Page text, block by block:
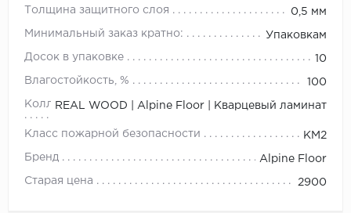
Толщина защитного слоя 0,5 мм
Минимальный заказ кратно: Упаковкам
Досок в упаковке 10
Влагостойкость, % 100
КоллекцияREAL WOOD | Alpine Floor | Кварцевый ламинат
Класс пожарной безопасности КМ2
Бренд Alpine Floor
Старая цена 2900